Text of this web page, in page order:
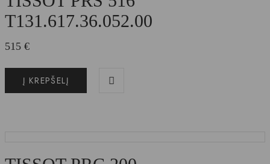
T131.617.36.052.00
515 €
Į KREPŠELĮ